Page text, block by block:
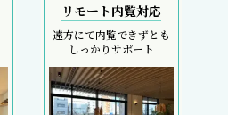
リモート内覧対応
遠方にて内覧できずとも
しっかりサポート